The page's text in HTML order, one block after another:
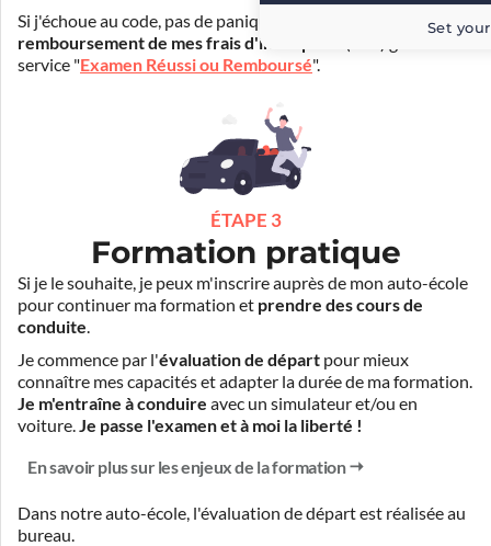
Si j'échoue au code, pas de panique ! Je peux bénéficier du
remboursement de mes frais d'inscription
service "Examen Réussi ou Remboursé".
ÉTAPE 3
Formation pratique
Si je le souhaite, je peux m'inscrire auprès de mon auto-école
pour continuer ma formation et prendre des cours de
conduite.
Je commence par l'évaluation de départ pour mieux
connaître mes capacités et adapter la durée de ma formation.
Je m'entraîne à conduire avec un simulateur et/ou en
voiture.Je passe l'examen et à moi la liberté !
En savoir plus sur les enjeux de la formation
Dans notre auto-école, l'évaluation de départ est réaliséeau
bureau.
Set